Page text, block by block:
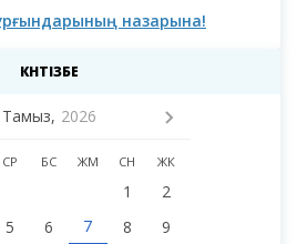
назарына!
КҮНТІЗБЕ
Тамыз, 2026
СР БС ЖМ СН ЖК
1
2
5 6 7 8
9